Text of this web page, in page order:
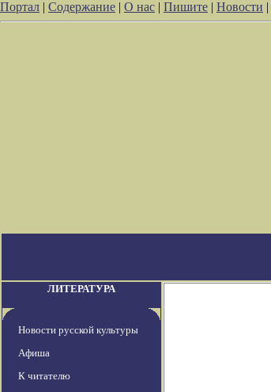
Портал | Содержание | О нас | Пишите | Новости |
ЛИТЕРАТУРА
Новости русской культуры
Афиша
К читателю